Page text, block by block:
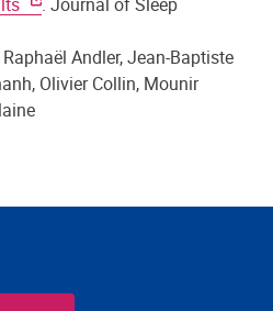
Andler, Jean-Baptiste
Olivier Collin, Mounir